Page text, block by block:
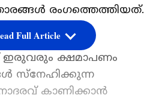
രം​ഗത്തെത്തിയത്.
അയച്ച
ഇരുവരും ക്ഷമാപണം
സ്‌നേഹിക്കുന്ന
കാണിക്കാന്‍
Full Article